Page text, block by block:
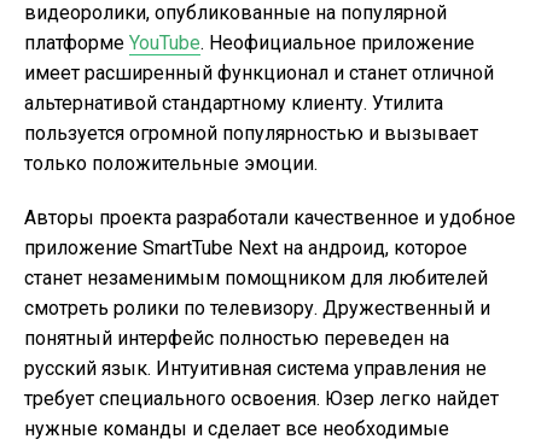
видеоролики, опубликованные на популярной
платформе YouTube. Неофициальное приложение
имеет расширенный функционал и станет отличной
альтернативой стандартному клиенту. Утилита
пользуется огромной популярностью и вызывает
только положительные эмоции.
Авторы проекта разработали качественное и удобное
приложение SmartTube Next на андроид, которое
станет незаменимым помощником для любителей
смотреть ролики по телевизору. Дружественный и
понятный интерфейс полностью переведен на
русский язык. Интуитивная система управления не
требует специального освоения. Юзер легко найдет
нужные команды и сделает все необходимые